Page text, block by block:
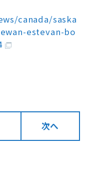
canada/saska
estevan-bo
次へ